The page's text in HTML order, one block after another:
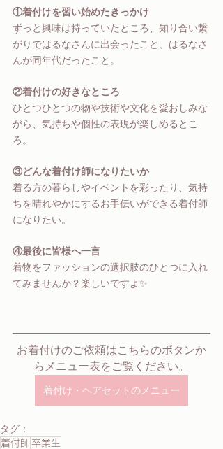
①着付けを習い始めたきっかけ
ずっと興味は持っていたところ、知り合い繋
がりではるなさんに出会ったこと、はるなさ
んが同年代だったこと。
②着付けの好きなところ
ひとつひとつの物や技術や文化を愛おしみな
がら、気持ちや個性の表現が楽しめるとこ
ろ。
③どんな着付け師になりたいか
着る方の暮らしやイベントを彩ったり、気持
ちを晴れやかにするお手伝いができる着付師
になりたい。
④最後に皆様へ一言
着物をファッションの選択肢のひとつに入れ
てみませんか？楽しいですよ✨
お着付けのご依頼はこちらのボタンか
らメニュー表をご覧ください。
着付け・ヘアセットのメニュー
タグ：
着付師卒業生